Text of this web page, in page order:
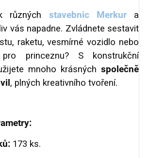
různých stavebnic Merkura
vás napadne. Zvládnete sestavit
raketu, vesmírné vozidlo nebo
princeznu? S konstrukční
mnoho krásných společně
, plných kreativního tvoření.
173 ks.